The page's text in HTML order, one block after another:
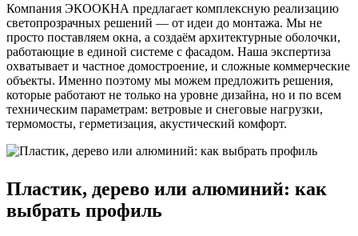
Компания ЭКООКНА предлагает комплексную реализацию
светопрозрачных решений — от идеи до монтажа. Мы не
просто поставляем окна, а создаём архитектурные оболочки,
работающие в единой системе с фасадом. Наша экспертиза
охватывает и частное домостроение, и сложные коммерческие
объекты. Именно поэтому мы можем предложить решения,
которые работают не только на уровне дизайна, но и по всем
техническим параметрам: ветровые и снеговые нагрузки,
термомосты, герметизация, акустический комфорт.
Пластик, дерево или алюминий: как
выбрать профиль